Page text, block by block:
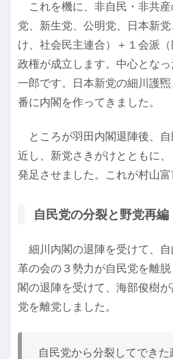
これを機に、非自民・非共産
党、新生党、公明党、日本新
け、社会民主連合）＋１会派
政権が成立します。中心とな
一郎です。日本新党の細川護
番に内閣を作ってきました。
ところが羽田内閣退陣後、
近し、新党さきがけとともに
発足させました。これが村山富
自民党の分裂と野党再編
細川内閣の退陣を受けて、自
革の会の３勢力が自民党を離
閣の退陣を受けて、海部俊樹
党を離党しました。
自民党から分裂してできた